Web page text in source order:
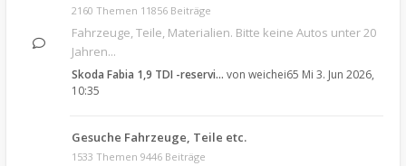
2160 Themen 11856 Beiträge
Fahrzeuge, Teile, Materialien. Bitte keine Autos unter 20
Jahren...
Skoda Fabia 1,9 TDI -reservi… von weichei65 Mi 3. Jun 2026,
10:35
Gesuche Fahrzeuge, Teile etc.
1533 Themen 9446 Beiträge